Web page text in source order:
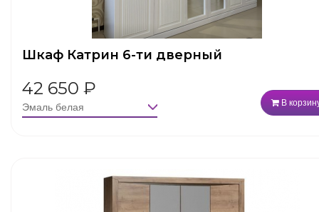
Шкаф Катрин 6-ти дверный
42 650 ₽
В